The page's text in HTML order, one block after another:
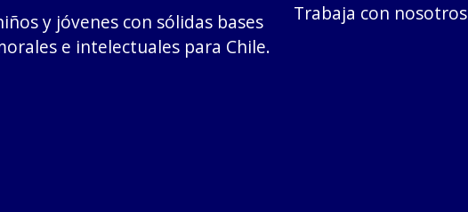
y jóvenes con sólidas bases
e intelectuales para Chile.
Trabaja con nosotros